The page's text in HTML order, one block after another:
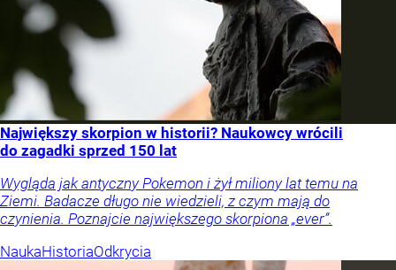
Największy skorpion w historii? Naukowcy wrócili
do zagadki sprzed 150 lat
Wygląda jak antyczny Pokemon i żył miliony lat temu na
Ziemi. Badacze długo nie wiedzieli, z czym mają do
czynienia. Poznajcie największego skorpiona „ever”.
NaukaHistoriaOdkrycia